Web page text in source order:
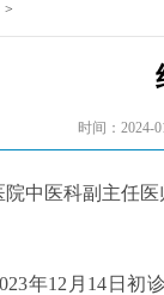
>
时间：2024-
中医科副主任
年12月14日